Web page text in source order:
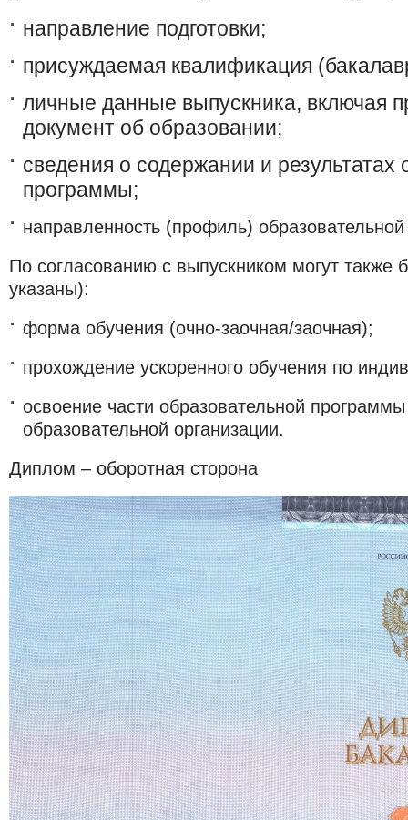
направление подготовки;
присуждаемая квалификация
личные данные выпускника, включая
документ об образовании;
сведения о содержании и результатах
программы;
направленность (профиль)
По согласованию с выпускником могут также
указаны):
форма обучения (очно-заочная/заочная);
прохождение ускоренного обучения по
освоение части образовательной
образовательной организации.
Диплом – оборотная сторона